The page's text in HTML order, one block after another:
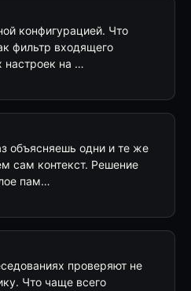
конфигурацией. Что
фильтр входящего
настроек на …
объясняешь одни и те же
сам контекст. Решение
пам…
проверяют не
Что чаще всего